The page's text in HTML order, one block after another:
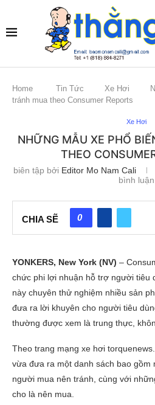
Home Tin Tức Xe Hơi
tránh mua theo Consumer Reports
Xe Hơi
NHỮNG MẪU XE PHỔ
THEO
biên tập bởi Editor Mo Nam Cali
bình luận
CHIA SẼ 0
YONKERS, New York (NV) –
chức phi lợi nhuận hỗ trợ người tiêu
này chuyên thử nghiệm nhiều sản
đưa ra lời khuyên cho người tiêu
thường được xem là trung thực,
Theo trang mạng xe hơi
vừa đưa ra một danh sách bao gồm
người mua nên tránh, cùng với
cho là nên mua.